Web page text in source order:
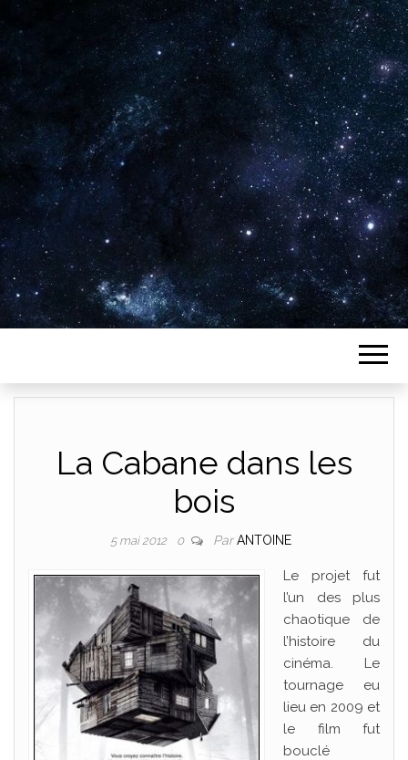
Plus de 2800 critiques de films
La Cabane dans les
bois
5 mai 2012 0 ParANTOINE
Le projet fut
l’un des plus
chaotique de
l’histoire du
cinéma. Le
tournage eu
lieu en 2009 et
le film fut
bouclé